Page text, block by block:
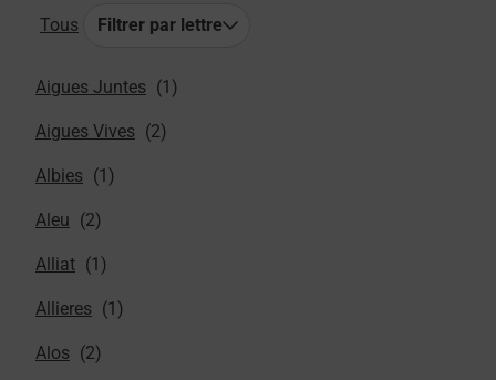
Tous Filtrer par lettre
Aigues Juntes
Aigues Vives
Albies
Aleu
Alliat
Allieres
Alos